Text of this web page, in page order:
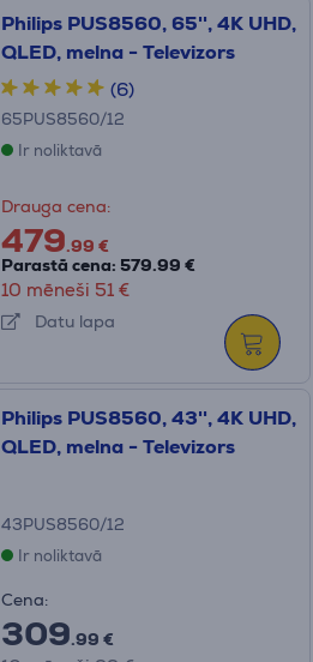
Philips PUS8560, 65'', 4K UHD,
QLED, melna - Televizors
(6)
65PUS8560/12
Ir noliktavā
Drauga cena:
479.99 €
Parastā cena: 579.99 €
10 mēneši 51 €
Datu lapa
Philips PUS8560, 43'', 4K UHD,
QLED, melna - Televizors
43PUS8560/12
Ir noliktavā
Cena:
309.99 €